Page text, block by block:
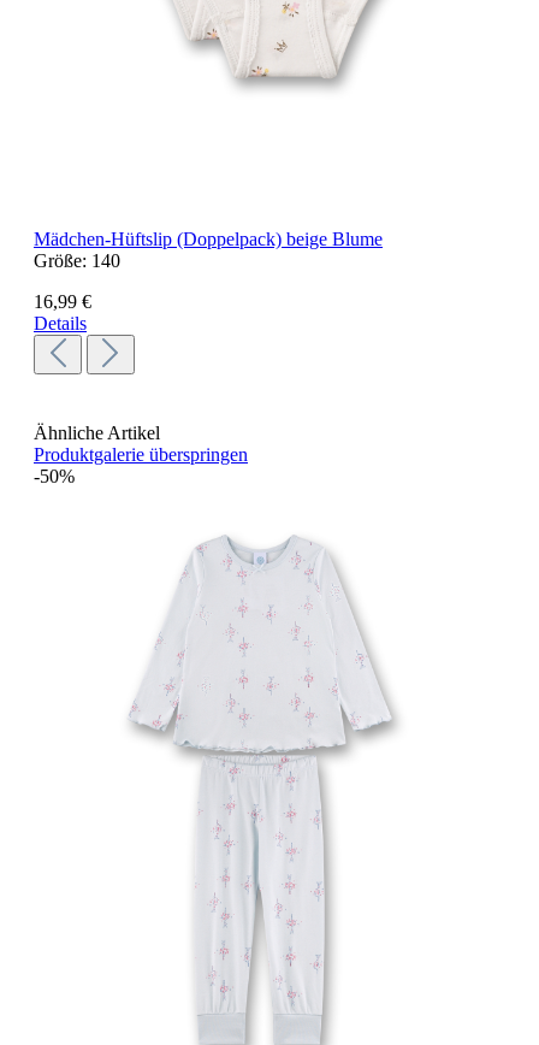
Mädchen-Hüftslip (Doppelpack) beige Blume
Größe: 140
16,99 €
Details
Ähnliche Artikel
Produktgalerie überspringen
-50%